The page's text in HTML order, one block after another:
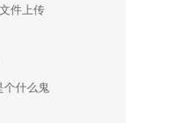
件上传
什么鬼